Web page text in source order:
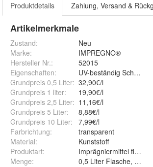
Produktdetails Zahlung, Versand &
Artikelmerkmale
Zustand:
Neu
Marke:
IMPREGNO®
Hersteller Nr.:
52015
Eigenschaften:
UV-beständig
Grundpreis 0,5 Liter: 32,90€/l
Grundpreis 1 liter:
19,90€/l
Grundpreis 2,5 Liter: 11,16€/l
Grundpreis 5 Liter:
8,88€/l
Grundpreis 10 Liter:
7,99€/l
Farbrichtung:
transparent
Material:
Kunststoff
Produktart:
Imprägniermittel
Menge: 0,5 Liter Flasche, 0,5